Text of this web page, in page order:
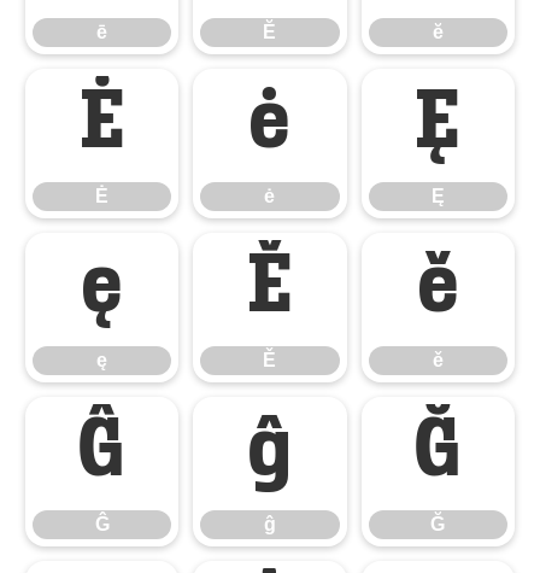
ē Ĕ ĕ
Ė
Ė
ė
ė
Ę
Ę
ę
ę
Ě
Ě
ě
ě
Ĝ
Ĝ
ĝ
ĝ
Ğ
Ğ